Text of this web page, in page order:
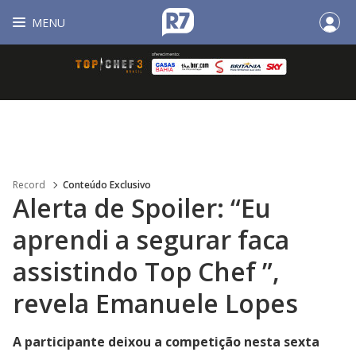
MENU
Record Conteúdo Exclusivo
Alerta de Spoiler: “Eu
aprendi a segurar faca
assistindo Top Chef ”,
revela Emanuele Lopes
A participante deixou a competição nesta sexta